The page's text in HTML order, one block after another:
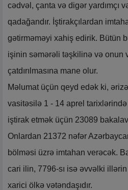
cədvəl, çanta və digər yardımçı
qadağandır. İştirakçılardan
gətirməməyi xahiş edirik. Bütün
işinin səmərəli təşkilinə və onun
çatdırılmasına mane olur.
Məlumat üçün qeyd edək ki,
vasitəsilə 1 - 14 aprel tarixlərində
iştirak etmək üçün 23089
Onlardan 21372 nəfər
bölməsi üzrə imtahan verəcək.
cari ilin, 7796-sı isə əvvəlki illərin
xarici ölkə vətəndaşıdır.